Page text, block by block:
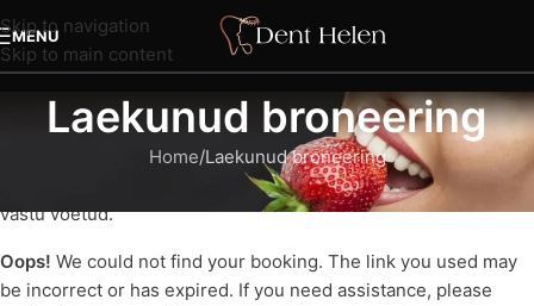
Skip to navigation
Skip to main content
MENU
Laekunud broneering
Home Laekunud broneering
Täname teid broneeringu eest. Teie broneering on edukalt
vastu võetud.
Oops! We could not find your booking. The link you used may
be incorrect or has expired. If you need assistance, please